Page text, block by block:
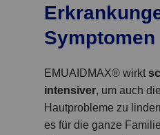
Symptomen
EMUAIDMAX® wirkt
intensiver, um auch
Hautprobleme zu
es für die ganze